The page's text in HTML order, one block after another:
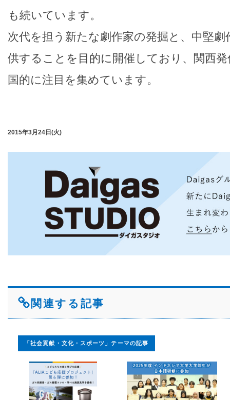
も続いています。
次代を担う新たな劇作家の発掘と、中堅
供することを目的に開催しており、関西
国的に注目を集めています。
2015年3月24日(火)
関連する記事
「社会貢献・文化・スポーツ」テーマの記事